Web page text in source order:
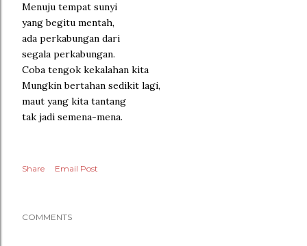
Menuju tempat sunyi
yang begitu mentah,
ada perkabungan dari
segala perkabungan.
Coba tengok kekalahan kita
Mungkin bertahan sedikit lagi,
maut yang kita tantang
tak jadi semena-mena.
Share Email Post
COMMENTS